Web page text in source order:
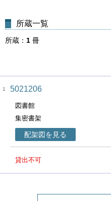
所蔵一覧
所蔵 1 冊
1 5021206
図書館
集密書架
配架図を見る
貸出不可